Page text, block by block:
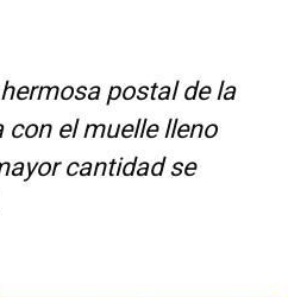
postal de la
con el muelle lleno
cantidad se